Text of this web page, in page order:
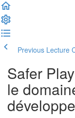
Previous Lecture
Safer
le